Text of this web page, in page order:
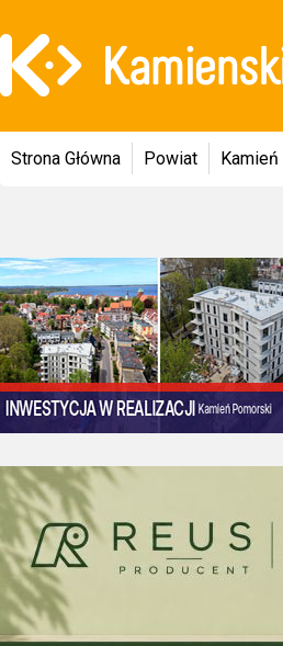
Strona Główna Powiat